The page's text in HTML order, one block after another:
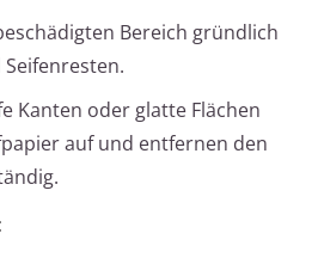
Bereich gründlich
Kanten oder glatte Flächen
auf und entfernen den